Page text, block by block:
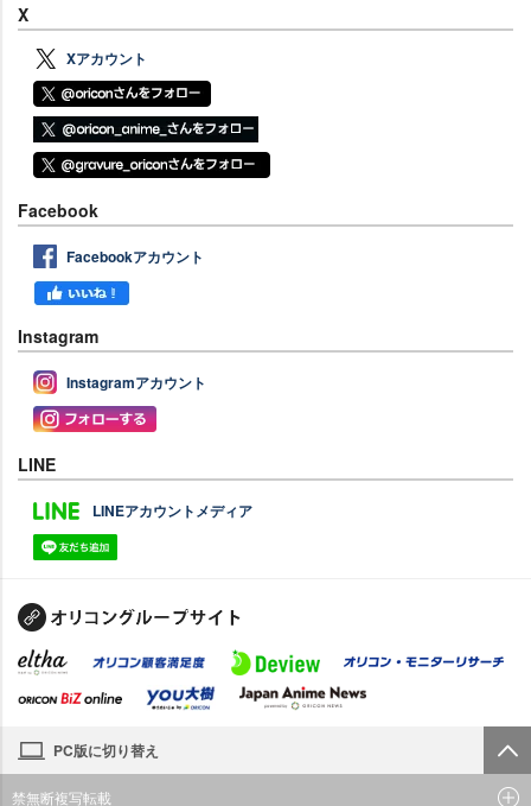
X
Xアカウント
Facebook
Facebookアカウント
Instagram
Instagramアカウント
LINE
LINEアカウントメディア
PC版に切り替え
禁無断複写転載